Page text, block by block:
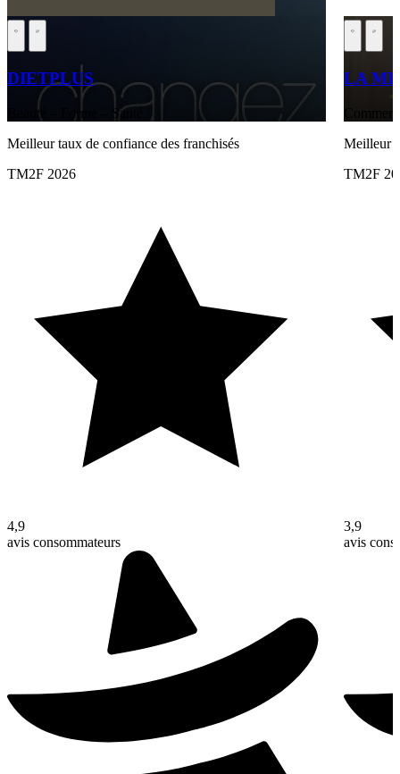
DIETPLUS
Beauté – Forme – Santé
Meilleur taux de confiance des franchisés
TM2F 2026
4,9
avis consommateurs
LA
Meilleur
TM2F
3,9
avis